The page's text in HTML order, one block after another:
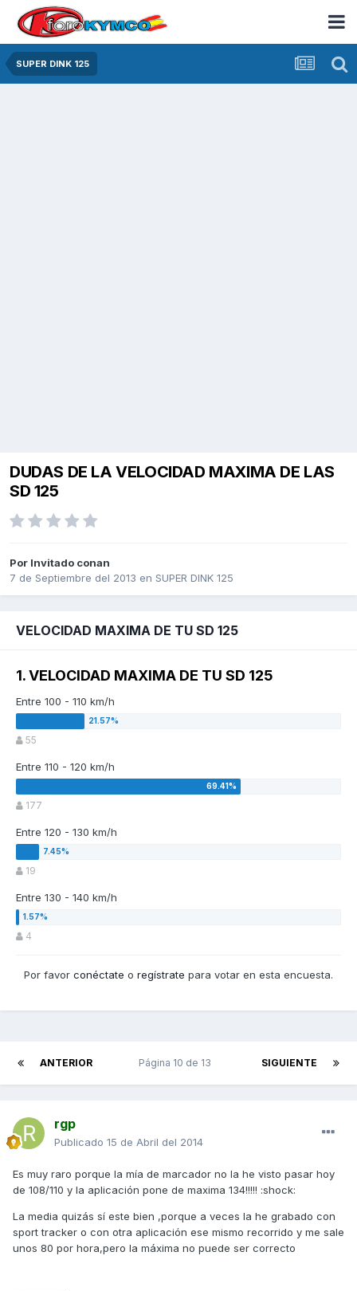
SUPER DINK 125
DUDAS DE LA VELOCIDAD MAXIMA DE LAS
SD 125
Por Invitado conan
7 de Septiembre del 2013 en SUPER DINK 125
VELOCIDAD MAXIMA DE TU SD 125
1. VELOCIDAD MAXIMA DE TU SD 125
Entre 100 - 110 km/h
55
Entre 110 - 120 km/h
177
Entre 120 - 130 km/h
19
Entre 130 - 140 km/h
4
Por favor conéctate o regístrate para votar en esta encuesta.
ANTERIOR SIGUIENTE
Página 10 de 13
rgp
Publicado 15 de Abril del 2014
Es muy raro porque la mía de marcador no la he visto pasar hoy
de 108/110 y la aplicación pone de maxima 134!!!!! :shock:
La media quizás sí este bien ,porque a veces la he grabado con
sport tracker o con otra aplicación ese mismo recorrido y me sale
unos 80 por hora,pero la máxima no puede ser correcto